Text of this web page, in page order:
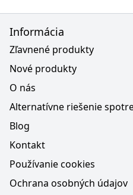
Informácia
Zľavnené produkty
Nové produkty
O nás
Alternatívne riešenie
Blog
Kontakt
Používanie cookies
Ochrana osobných údajov